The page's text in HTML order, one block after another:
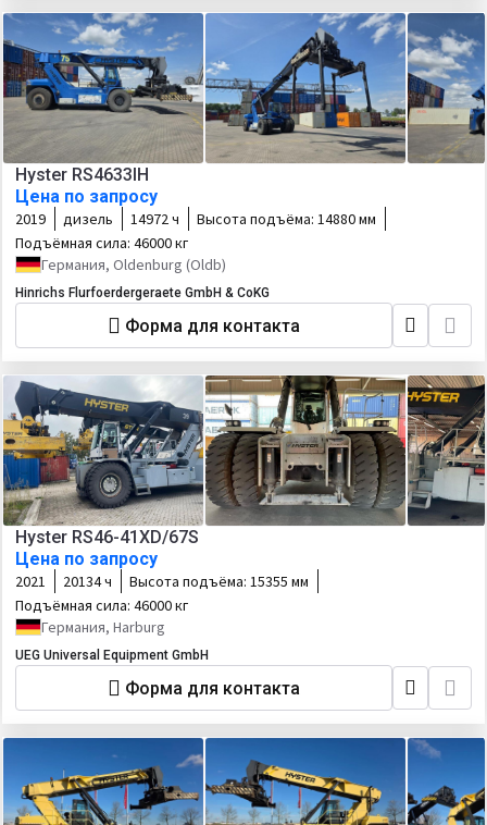
Hyster RS4633IH
Цена по запросу
2019 дизель 14972 ч Высота подъёма: 14880 мм
Подъёмная сила: 46000 кг
Германия, Oldenburg (Oldb)
Hinrichs Flurfoerdergeraete GmbH & CoKG
Форма для контакта
Hyster RS46-41XD/67S
Цена по запросу
2021 20134 ч Высота подъёма: 15355 мм
Подъёмная сила: 46000 кг
Германия, Harburg
UEG Universal Equipment GmbH
Форма для контакта